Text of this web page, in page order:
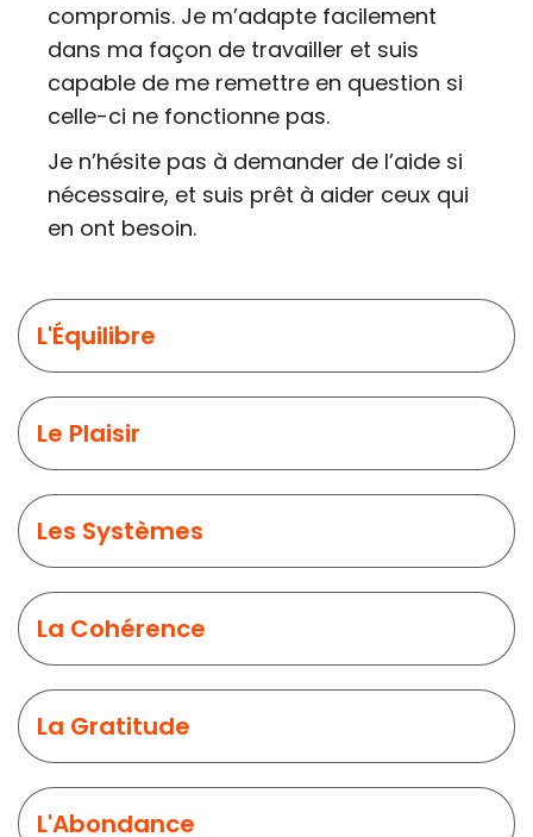
compromis. Je m’adapte facilement
dans ma façon de travailler et suis
capable de me remettre en question si
celle-ci ne fonctionne pas.
Je n’hésite pas à demander de l’aide si
nécessaire, et suis prêt à aider ceux qui
en ont besoin.
L'Équilibre
Le Plaisir
Les Systèmes
La Cohérence
La Gratitude
L'Abondance